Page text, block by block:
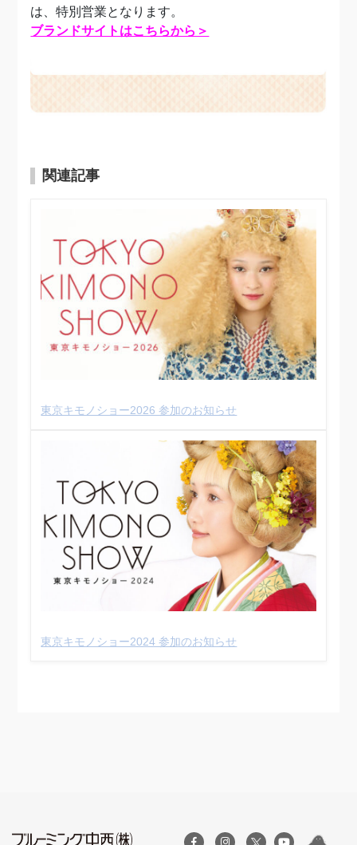
は、特別営業となります。
ブランドサイトはこちらから＞
関連記事
東京キモノショー2026 参加のお知らせ
東京キモノショー2024 参加のお知らせ